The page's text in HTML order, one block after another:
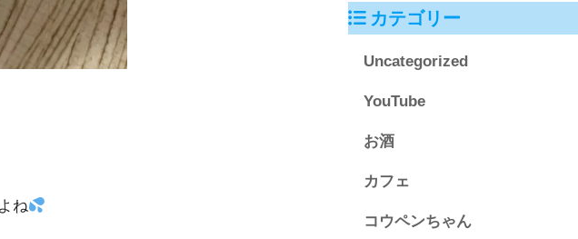
ね
カテゴリー
Uncategorized
YouTube
お酒
カフェ
コウペンちゃん